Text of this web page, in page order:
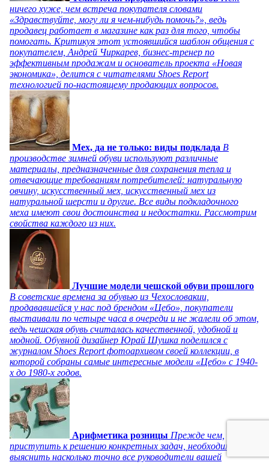
ничего хуже, чем встреча покупателя словами
«Здравствуйте, могу ли я чем-нибудь помочь?», ведь
продавец работает в магазине как раз для того, чтобы
помогать. Критикуя этот устоявшийся шаблон общения с
покупателем, Андрей Чиркарев, бизнес-тренер по
эффективным продажам и основатель проекта «Новая
экономика», делится с читателями Shoes Report
технологией по-настоящему продающих вопросов.
Мех, да не только: виды подклада В
производстве зимней обуви используют различные
материалы, предназначенные для сохранения тепла и
отвечающие требованиям потребителей: натуральную
овчину, искусственный мех, искусственный мех из
натуральной шерсти и другие. Все виды подкладочного
меха имеют свои достоинства и недостатки. Рассмотрим
свойства каждого из них.
Лучшие модели чешской обуви прошлого
В советские времена за обувью из Чехословакии,
продававшейся у нас под брендом «Цебо», покупатели
выстаивали по четыре часа в очереди и не жалели об этом,
ведь чешская обувь считалась качественной, удобной и
модной. Обувной дизайнер Юрай Шушка поделился с
журналом Shoes Report фотоархивом своей коллекции, в
которой собраны самые интересные модели «Цебо» с 1940-
х до 1980-х годов.
Арифметика розницы Прежде чем,
приступить к решению конкретных задач, необходимо
выяснить насколько точно все руководители вашей